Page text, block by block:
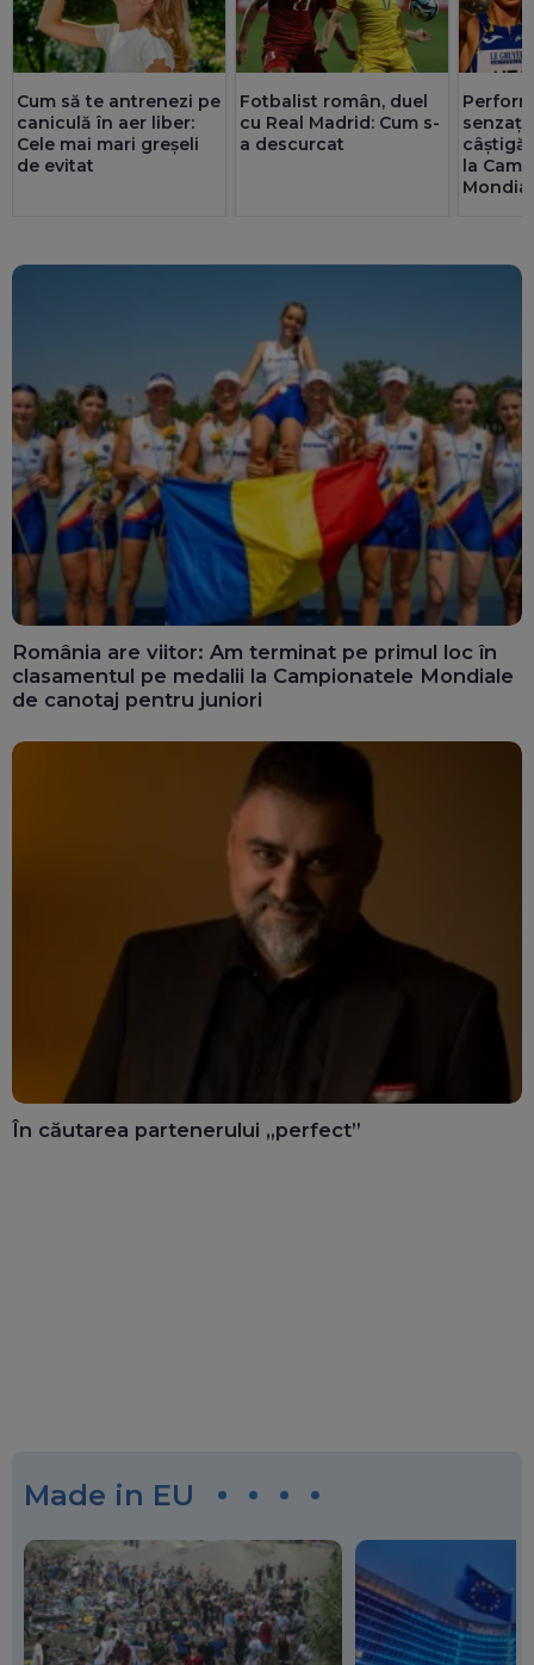
Cum să te antrenezi pe
caniculă în aer liber:
Cele mai mari greșeli
de evitat
Fotbalist român, duel
cu Real Madrid: Cum s-
a descurcat
câștigă
la
România are viitor: Am terminat pe primul loc în
clasamentul pe medalii la Campionatele Mondiale
de canotaj pentru juniori
În căutarea partenerului „perfect”
Made in EU